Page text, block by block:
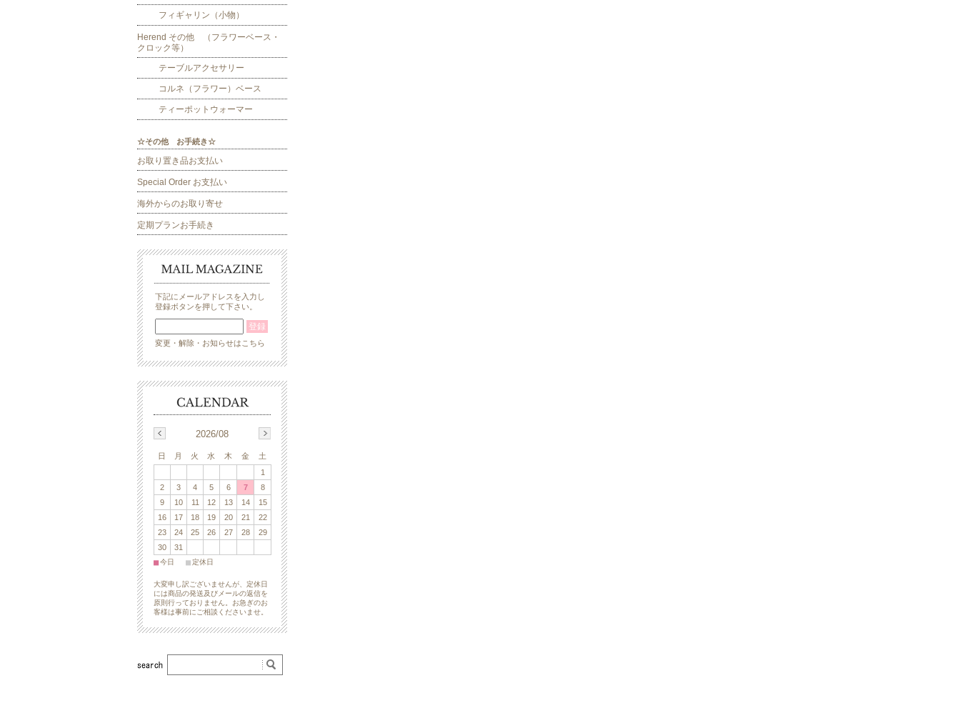
フィギャリン（小物）
Herend その他 （フラワーベース・
クロック等）
テーブルアクセサリー
コルネ（フラワー）ベース
ティーポットウォーマー
☆その他 お手続き☆
お取り置き品お支払い
Special Order お支払い
海外からのお取り寄せ
定期プランお手続き
下記にメールアドレスを入力し
登録ボタンを押して下さい。
変更・解除・お知らせはこちら
2026/08
日 月 火 水 木 金
土
1
2
3 4 5 6 7
8
9
10 11 12 13 14
15
16
17 18 19 20 21
22
23
24 25 26 27 28
29
30
31
■今日 ■定休日
大変申し訳ございませんが、定休日
には商品の発送及びメールの返信を
原則行っておりません。お急ぎのお
客様は事前にご相談くださいませ。